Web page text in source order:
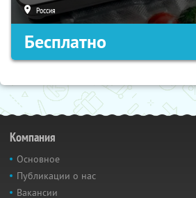
Россия
Бесплатно
Компания
Основное
Публикации о нас
Вакансии